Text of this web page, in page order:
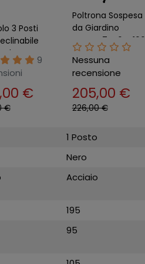
3 Posti
Tetto
Copertura
9
€
€
Poltrona Sospesa
da Giardino
Rattan 74x64x106
cm Struttura
Acciaio Nero
Nessuna
recensione
205,00 €
226,00 €
1 Posto
Nero
Acciaio
195
95